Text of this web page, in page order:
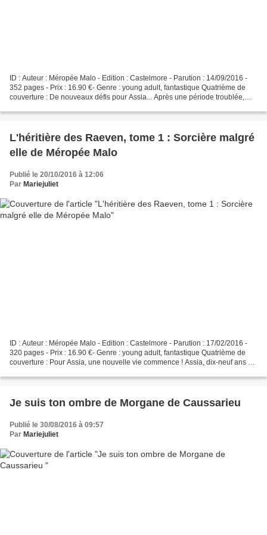
ID : Auteur : Méropée Malo - Edition : Castelmore - Parution : 14/09/2016 -
352 pages - Prix : 16.90 €- Genre : young adult, fantastique Quatrième de
couverture : De nouveaux défis pour Assia... Après une période troublée,
L'héritière des Raeven, tome 1 : Sorcière malgré
elle de Méropée Malo
Publié le 20/10/2016 à 12:06
Par Mariejuliet
ID : Auteur : Méropée Malo - Edition : Castelmore - Parution : 17/02/2016 -
320 pages - Prix : 16.90 €- Genre : young adult, fantastique Quatrième de
couverture : Pour Assia, une nouvelle vie commence ! Assia, dix-neuf ans et
Je suis ton ombre de Morgane de Caussarieu
Publié le 30/08/2016 à 09:57
Par Mariejuliet